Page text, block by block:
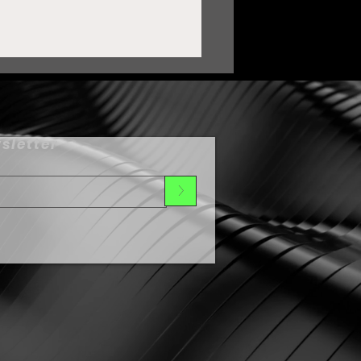
Zacatecas lazos
Cultural
al Festival de Día
Muertos 2026
>